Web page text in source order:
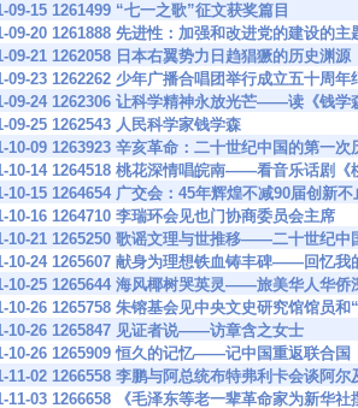
09-15 1261499 “七一之歌”征文获奖篇目
09-20 1261888 先进性：加强和改进党的建设的主
09-21 1262058 日本右翼势力日趋猖獗的历史渊源
09-23 1262262 少年广播合唱团举行成立五十周
09-24 1262306 让科学精神永放光芒——读《钱学
09-25 1262543 人民科学家钱学森
10-09 1263923 辛亥革命：二十世纪中国的第一次
10-14 1264518 桃花深情唱皖南——看音乐话剧《
10-15 1264654 广交会：45年辉煌不减90届创新
10-16 1264710 李瑞环会见也门协商委员会主席
10-21 1265250 歌谣文理与世推移——二十世纪中
10-24 1265607 献身为理想铁血铸丰碑——回忆我
10-25 1265644 海风椰树哭英灵——旅美华人华侨
10-26 1265758 朱镕基会见中央文史研究馆馆员
10-26 1265847 见证者说——访章含之女士
10-26 1265909 恒久的记忆——记中国重返联合国
11-02 1266558 李鹏与阿总统布特弗利卡会谈阿
11-03 1266658 《毛泽东等老一辈革命家为新华